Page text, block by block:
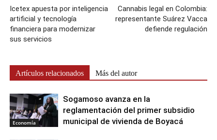
Icetex apuesta por inteligencia
artificial y tecnología
financiera para modernizar
sus servicios
Cannabis legal en Colombia:
representante Suárez Vacca
defiende regulación
Artículos relacionados Más del autor
Economía
Sogamoso avanza en la
reglamentación del primer subsidio
municipal de vivienda de Boyacá